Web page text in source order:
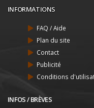
INFORMATIONS
FAQ / Aide
Plan du site
Contact
Publicité
Conditions
INFOS / BRÈVES